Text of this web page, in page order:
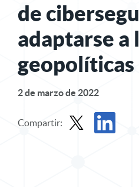
de
adaptarse a
geopolíticas
2 de marzo de 2022
Compartir: